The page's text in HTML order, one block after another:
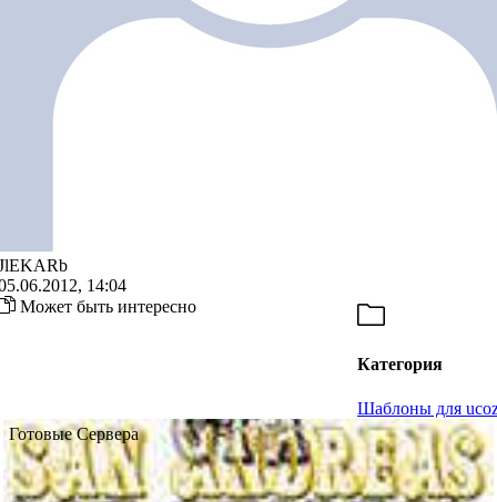
14:04
Категория
Шаблоны для
Может быть интересно
Готовые Сервера